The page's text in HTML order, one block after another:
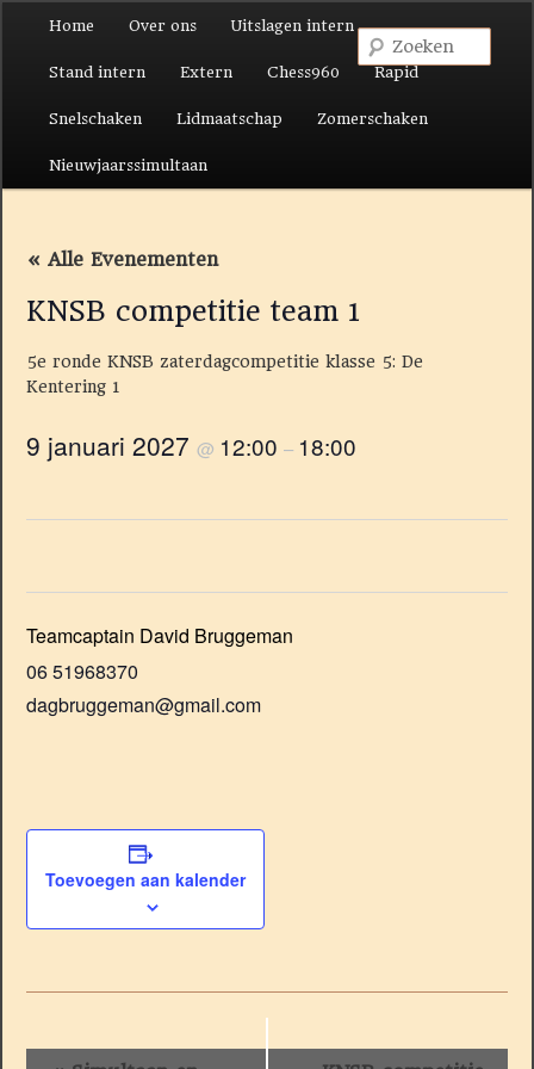
Spring naar de primaire inhoud
Spring naar de secundaire inhoud
Home Over ons Uitslagen intern
Stand intern Extern Chess960 Rapid
Snelschaken Lidmaatschap Zomerschaken
Nieuwjaarssimultaan
« Alle Evenementen
KNSB competitie team 1
5e ronde KNSB zaterdagcompetitie klasse 5: De
Kentering 1
9 januari 2027 @ 12:00 – 18:00
Teamcaptain David Bruggeman
06 51968370
dagbruggeman@gmail.com
Toevoegen aan kalender
Evenement